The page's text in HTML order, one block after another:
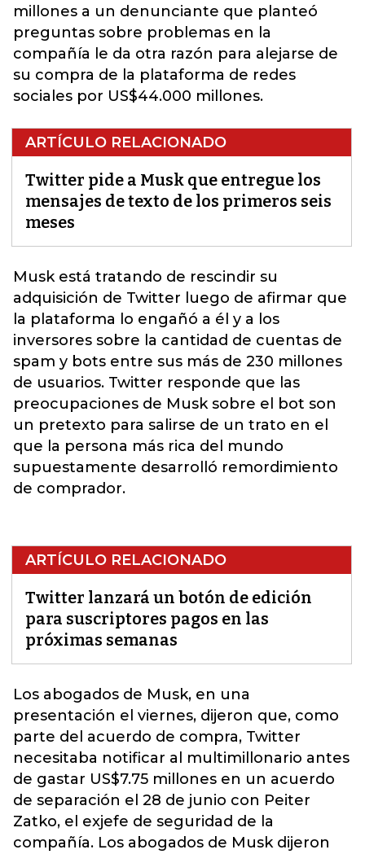
millones a un denunciante que planteó
preguntas sobre problemas en la
compañía le da otra razón para alejarse de
su compra de la plataforma de redes
sociales por US$44.000 millones.
ARTÍCULO RELACIONADO
Twitter pide a Musk que entregue los
mensajes de texto de los primeros seis
meses
Musk está tratando de rescindir su
adquisición de Twitter luego de afirmar que
la plataforma lo engañó a él y a los
inversores sobre la cantidad de cuentas de
spam y bots entre sus más de 230 millones
de usuarios. Twitter responde que las
preocupaciones de Musk sobre el bot son
un pretexto para salirse de un trato en el
que la persona más rica del mundo
supuestamente desarrolló remordimiento
de comprador.
ARTÍCULO RELACIONADO
Twitter lanzará un botón de edición
para suscriptores pagos en las
próximas semanas
Los abogados de Musk, en una
presentación el viernes, dijeron que, como
parte del acuerdo de compra, Twitter
necesitaba notificar al multimillonario antes
de gastar US$7.75 millones en un acuerdo
de separación el 28 de junio con Peiter
Zatko, el exjefe de seguridad de la
compañía. Los abogados de Musk dijeron